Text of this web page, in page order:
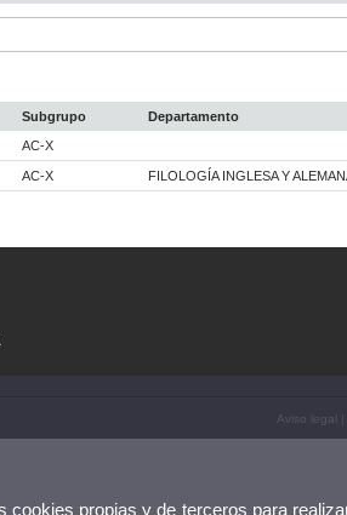
Subgrupo Departamento
AC-X
AC-X FILOLOGÍA INGLESA Y
Aviso legal
cookies propias y de terceros para